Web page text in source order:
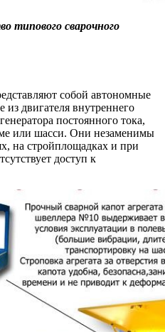
типового сварочного
собой автономные
двигателя внутреннего
постоянного тока,
или шасси. Они незаменимы
на стройплощадках и при
доступ к